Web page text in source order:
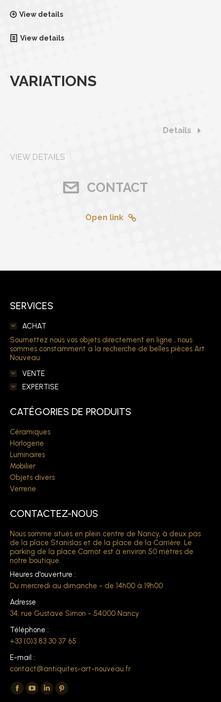
View details
View details
VARIATIONS
Details
VIEW DETAILS
CONTACT
Open link
SERVICES
ACHAT
Soumettez nous vos objets directement en ligne , nous
sommes constamment a la recherche de belles pièces Art
Nouveau.
VENTE
EXPERTISE
CATÉGORIES DE PRODUITS
Céramiques
Horlogerie
Luminaires
Mobilier
Objets divers
Verrerie
CONTACTEZ-NOUS
Nous somme situés en plein centre de Nancy, à deux pas
de la place Stanislas et de la place de la Carrière. Le
parking de la place Carnot est à environ 50 mètres de
notre boutique.
Heures d'ouverture :
Du mercredi au dimanche - de 14h00 à 19h00
Adresse
34, rue Gustave Simon - 54000 Nancy
Téléphone :
+33 (0)3 83 30 37 65
E-mail :
contact@antiquites-art-nouveau.fr
Trouvez nous sur :
La
La La La